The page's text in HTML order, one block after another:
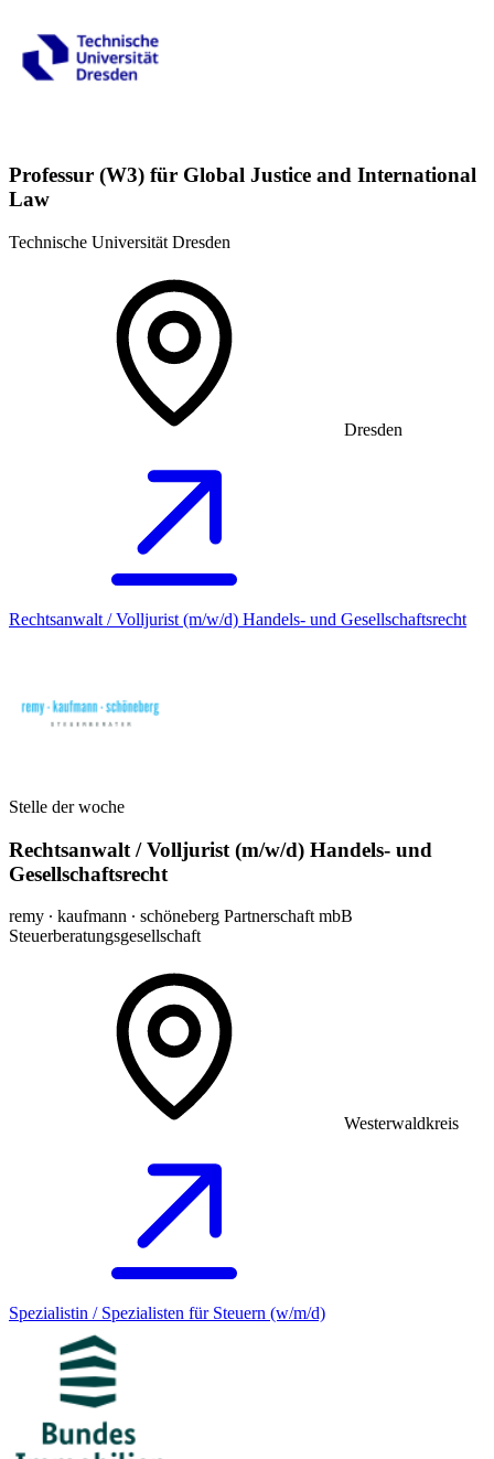
Professur (W3) für Global Justice and International
Law
Technische Universität Dresden
Dresden
Rechtsanwalt / Volljurist (m/w/d) Handels- und Gesellschaftsrecht
Stelle der woche
Rechtsanwalt / Volljurist (m/w/d) Handels- und
Gesellschaftsrecht
remy ∙ kaufmann ∙ schöneberg Partnerschaft mbB
Steuerberatungsgesellschaft
Westerwaldkreis
Spezialistin / Spezialisten für Steuern (w/m/d)